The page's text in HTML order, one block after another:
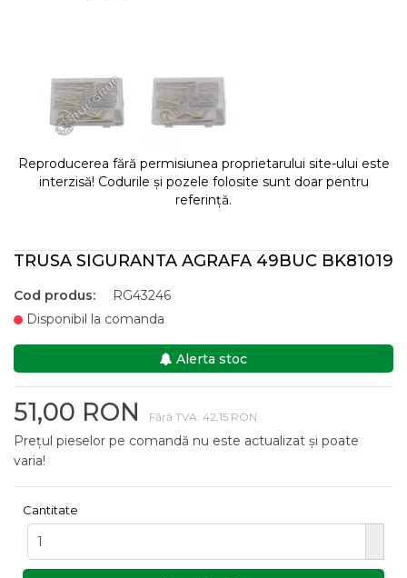
Reproducerea fără permisiunea proprietarului site-ului este
interzisă! Codurile și pozele folosite sunt doar pentru
referință.
TRUSA SIGURANTA AGRAFA 49BUC BK81019
Cod produs:
RG43246
Disponibil la comanda
Alerta stoc
51,00 RON Fără TVA: 42,15 RON
Prețul pieselor pe comandă nu este actualizat și poate
varia!
Cantitate